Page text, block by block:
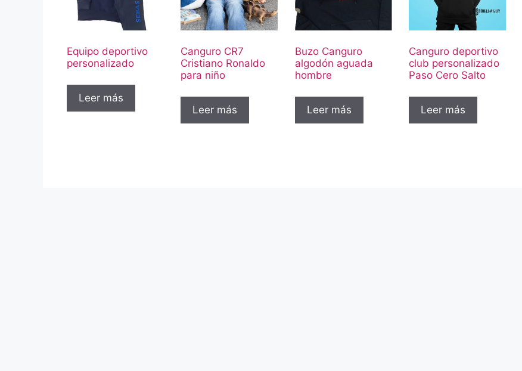
Equipo deportivo
personalizado
Leer más
Canguro CR7
Cristiano Ronaldo
para niño
Leer más
Buzo Canguro
algodón aguada
hombre
Leer más
Canguro deportivo
club personalizado
Paso Cero Salto
Leer más